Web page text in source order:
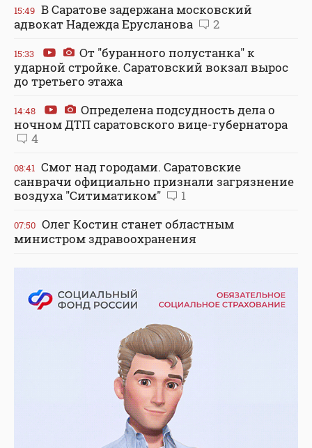
15:49 В Саратове задержана московский
адвокат Надежда Ерусланова
2
15:33
От "буранного полустанка" к
ударной стройке. Саратовский вокзал вырос
до третьего этажа
14:48
Определена подсудность дела о
ночном ДТП саратовского вице-губернатора
4
08:41 Смог над городами. Саратовские
санврачи официально признали загрязнение
воздуха "Ситиматиком"
1
07:50 Олег Костин станет областным
министром здравоохранения